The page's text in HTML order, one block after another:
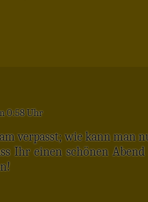
0:58 Uhr
verpasst; wie kann man
Ihr einen schönen